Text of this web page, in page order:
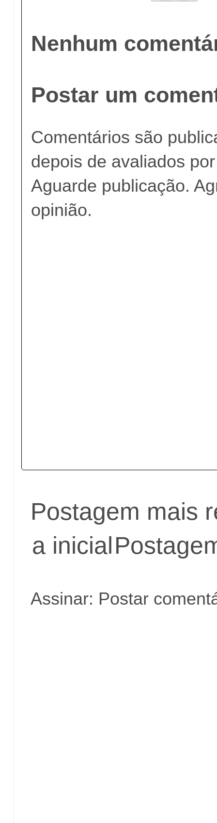
Nenhum
Postar um
Comentários são
depois de avaliados
Aguarde publicação.
opinião.
Postagem mais
a inicial
Assinar: Postar